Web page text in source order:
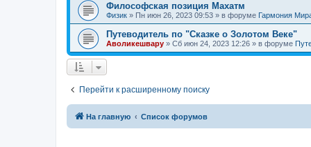
Философская позиция Махатм
Физик » Пн июн 26, 2023 09:53 » в форуме Гармония
Путеводитель по "Сказке о Золотом Веке"
Аволикешвару » Сб июн 24, 2023 12:26 » в форуме
Перейти к расширенному поиску
На главную Список форумов